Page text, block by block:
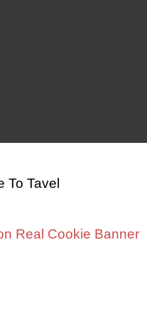
To Tavel
Real Cookie Banner